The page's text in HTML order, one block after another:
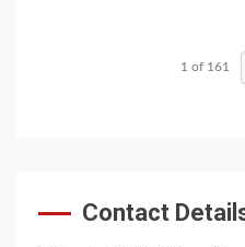
1 of 161
Contact